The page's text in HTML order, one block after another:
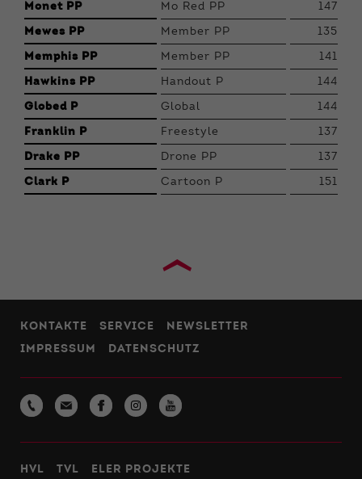
Monet PP Mo Red PP 147
Mewes PP Member PP 135
Memphis PP Member PP 141
Hawkins PP Handout P 144
Globed P Global 144
Franklin P Freestyle 137
Drake PP Drone PP 137
Clark P Cartoon P 151
›
KONTAKTE SERVICE
NEWSLETTER
IMPRESSUM
DATENSCHUTZ
HVL TVL ELER PROJEKTE